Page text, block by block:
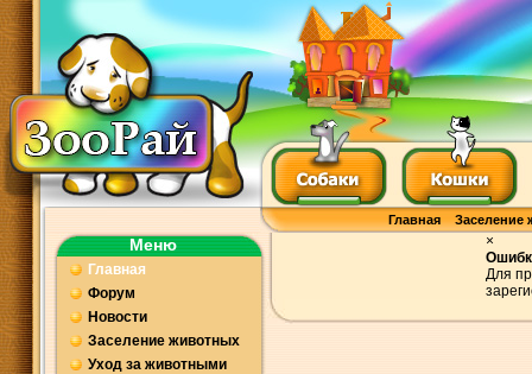
Главная Заселение
Меню
Главная
Форум
Новости
Заселение животных
Уход за животными
×
Для